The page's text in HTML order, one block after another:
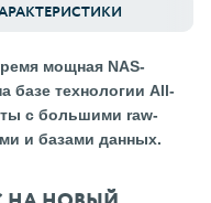
мощная NAS-
базе технологии All-
с большими raw-
и базами данных.